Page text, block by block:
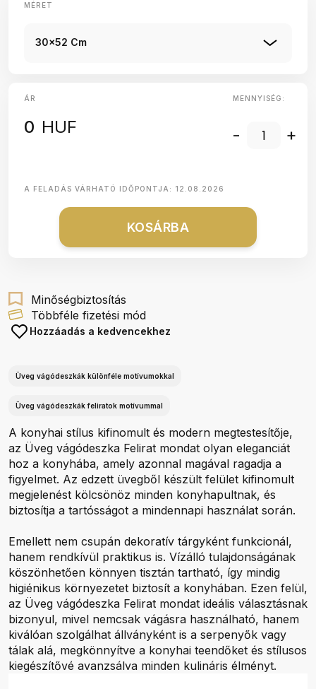
MÉRET
30x52 Cm
ÁR
0 HUF
MENNYISÉG:
- +
A FELADÁS VÁRHATÓ IDŐPONTJA: 12.08.2026
KOSÁRBA
Minőségbiztosítás
Többféle fizetési mód
Hozzáadás a kedvencekhez
Üveg vágódeszkák különféle motívumokkal
Üveg vágódeszkák feliratok motívummal
A konyhai stílus kifinomult és modern megtestesítője,
az Üveg vágódeszka Felirat mondat olyan eleganciát
hoz a konyhába, amely azonnal magával ragadja a
figyelmet. Az edzett üvegből készült felület kifinomult
megjelenést kölcsönöz minden konyhapultnak, és
biztosítja a tartósságot a mindennapi használat során.
Emellett nem csupán dekoratív tárgyként funkcionál,
hanem rendkívül praktikus is. Vízálló tulajdonságának
köszönhetően könnyen tisztán tartható, így mindig
higiénikus környezetet biztosít a konyhában. Ezen felül,
az Üveg vágódeszka Felirat mondat ideális választásnak
bizonyul, mivel nemcsak vágásra használható, hanem
kiválóan szolgálhat állványként is a serpenyők vagy
tálak alá, megkönnyítve a konyhai teendőket és stílusos
kiegészítővé avanzsálva minden kulináris élményt.